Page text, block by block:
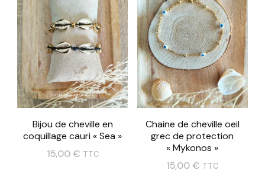
Bijou de cheville en
coquillage cauri « Sea »
15,00 € TTC
Chaine de cheville oeil
grec de protection
« Mykonos »
15,00 € TTC